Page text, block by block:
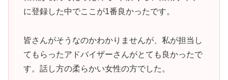
に登録した中でここが1番良かったです。
皆さんがそうなのかわかりませんが、私が担当し
てもらったアドバイザーさんがとても良かったで
す。話し方の柔らかい女性の方でした。